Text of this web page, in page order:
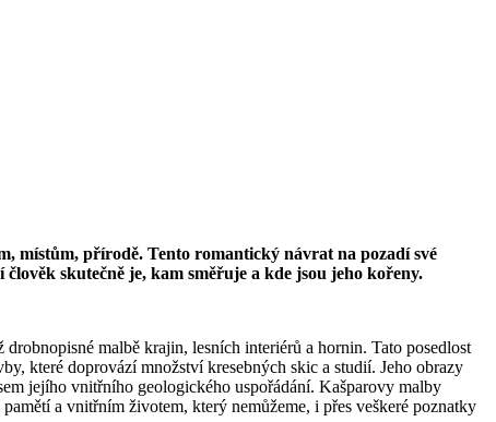
místům, přírodě. Tento romantický návrat na pozadí své
skutečně je, kam směřuje a kde jsou jeho kořeny.
malbě krajin, lesních interiérů a hornin. Tato posedlost
které doprovází množství kresebných skic a studií. Jeho obrazy
jejího vnitřního geologického uspořádání. Kašparovy malby
a vnitřním životem, který nemůžeme, i přes veškeré poznatky